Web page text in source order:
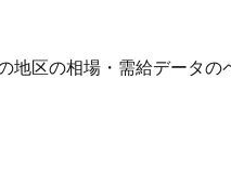
区の相場・需給データの